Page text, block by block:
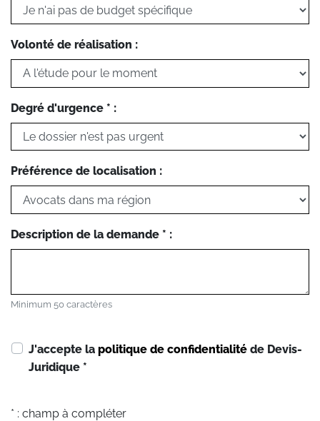
Volonté de réalisation :
Degré d'urgence * :
Préférence de localisation :
Description de la demande * :
Minimum 50 caractères
J'accepte la politique de confidentialité de Devis-
Juridique *
* : champ à compléter